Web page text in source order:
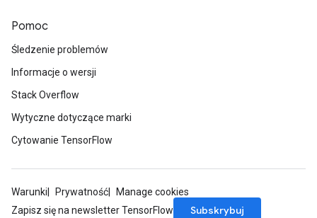
Pomoc
Śledzenie problemów
Informacje o wersji
Stack Overflow
Wytyczne dotyczące marki
Cytowanie TensorFlow
Warunki Prywatność
Manage cookies
Zapisz się na newsletter TensorFlow
Subskrybuj